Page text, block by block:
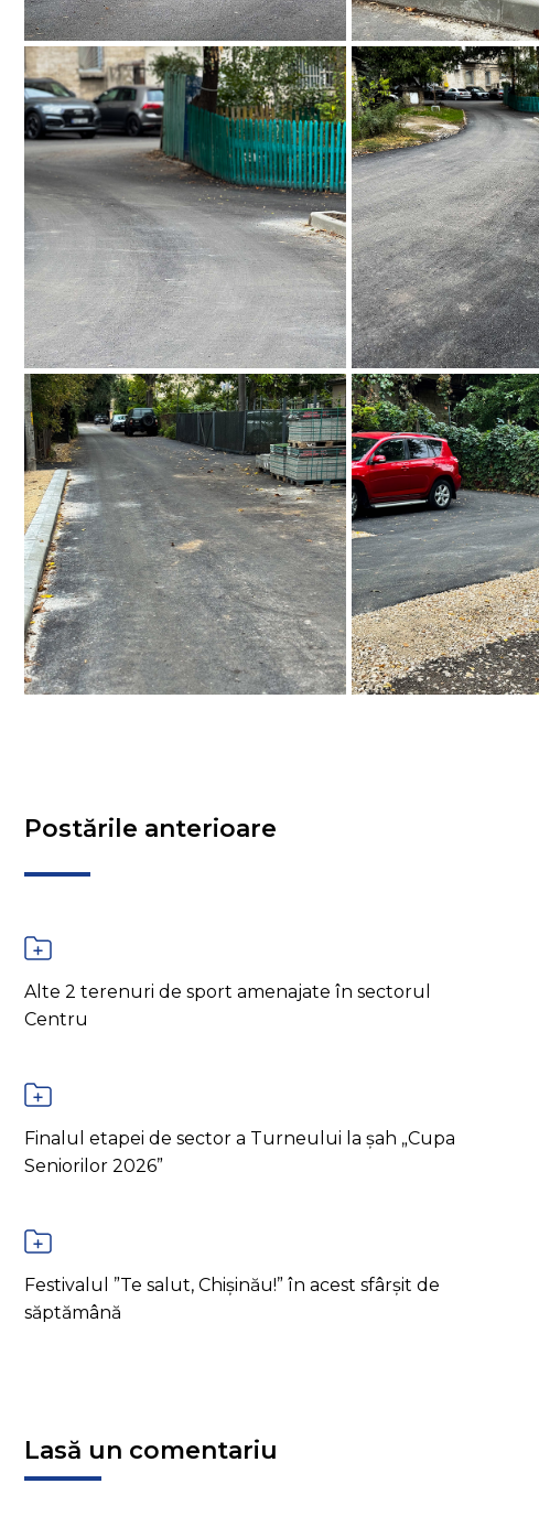
Postările anterioare
Alte 2 terenuri de sport amenajate în sectorul
Centru
Finalul etapei de sector a Turneului la șah „Cupa
Seniorilor 2026”
Festivalul ”Te salut, Chișinău!” în acest sfârșit de
săptămână
Lasă un comentariu